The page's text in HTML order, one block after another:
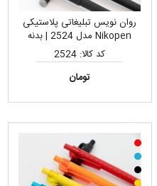
روان نویس تبلیغاتی پلاستیکی
Nikopen مدل 2524 | بدنه
مشکی جیر، مناسب چاپ لیزر
لوگو
کد کالا: 2524
تومان